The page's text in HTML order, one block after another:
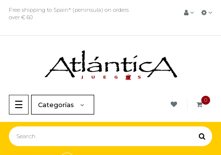
Free shipping to Spain* (peninsula) on orders
over € 60
Toggle
navigation
☰ 0
Categorías